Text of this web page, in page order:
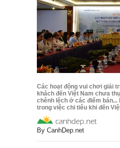
Các hoạt động vui chơi giải
khách đến Việt Nam chưa
chênh lệch ở các điểm bán...
trong việc chi tiêu khi đến
By CanhDep.net